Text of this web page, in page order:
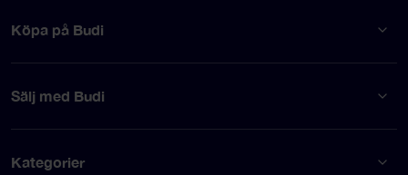
Köpa på Budi
Sälj med Budi
Kategorier